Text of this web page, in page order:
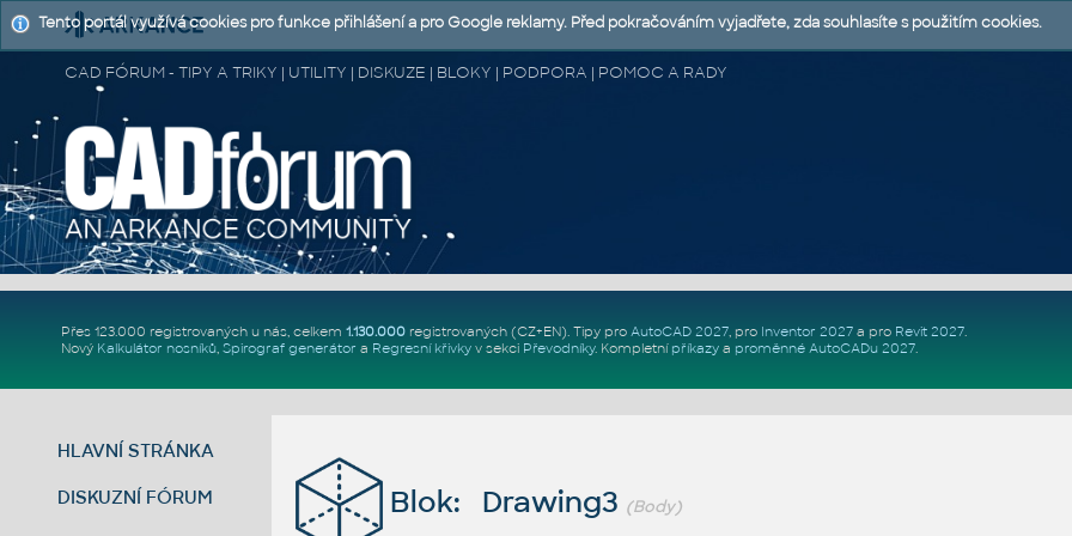
CAD FÓRUM - TIPY A TRIKY | UTILITY | DISKUZE | BLOKY | PODPORA | POMOC A RADY
Přes 123.000 registrovaných u nás, celkem 1.130.000registrovaných (CZ+EN). Tipy pro AutoCAD 2027, pro Inventor 2027a pro Revit 2027.
Nový Kalkulátor nosníků, Spirograf generátor a Regresní křivkyv sekci Převodníky. Kompletní příkazya proměnné AutoCADu 2027.
HLAVNÍ STRÁNKA
DISKUZNÍ FÓRUM Blok: Drawing3 (Body)
Tento portál využívá cookies pro funkce přihlášení a pro Google reklamy. Před pokračováním vyjadřete, zda souhlasíte s použitím cookies.